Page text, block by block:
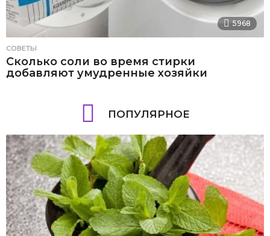
5968
СОВЕТЫ
Сколько соли во время стирки
добавляют умудренные хозяйки
ПОПУЛЯРНОЕ